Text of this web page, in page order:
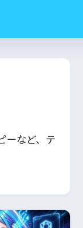
ーなど、テ